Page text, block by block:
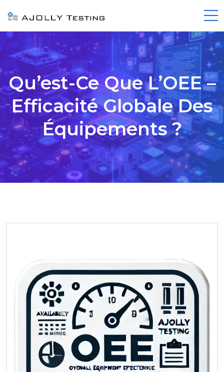
Qu’est-Ce Que L’OEE –
Efficacité Globale Des
Équipements ?